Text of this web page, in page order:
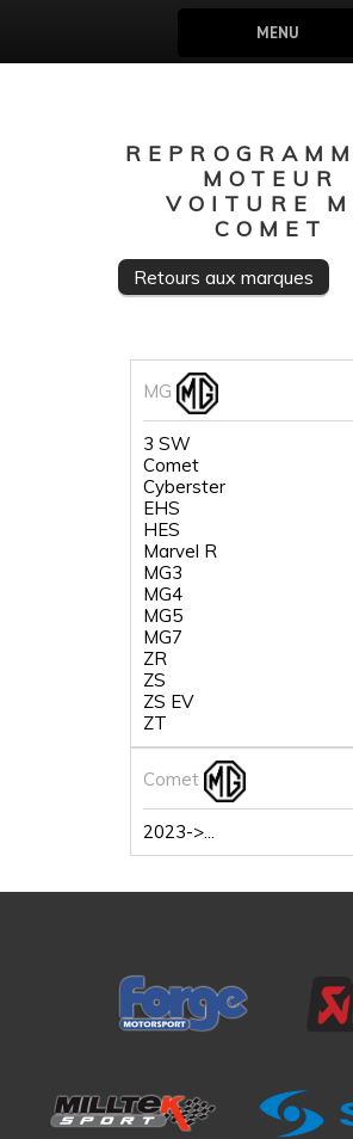
MENU
MOTEUR
VOITURE
COMET
Retours aux marques
MG
3 SW
Comet
Cyberster
EHS
HES
Marvel R
MG3
MG4
MG5
MG7
ZR
ZS
ZS EV
ZT
Comet
2023->...